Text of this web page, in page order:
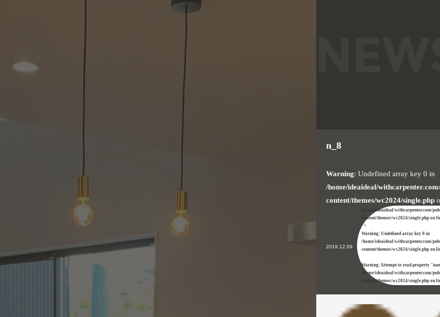
n_8
Warning: Undefined array key 0 in
/home/ideaideal/
content/themes/wc2024/single.php
2019.12.09
/home/ideaideal/withcarpenter.com/
content/themes/wc2024/single.php on
">
Warning: Undefined array key 0 in
/home/ideaideal/withcarpenter.com/
content/themes/wc2024/single.php on
Warning: Attempt to read property
/home/ideaideal/withcarpenter.com/
content/themes/wc2024/single.php on